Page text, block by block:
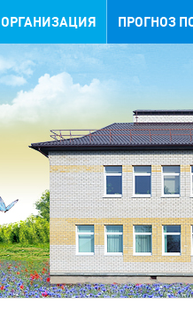
ОРГАНИЗАЦИЯ ПРОГНОЗ